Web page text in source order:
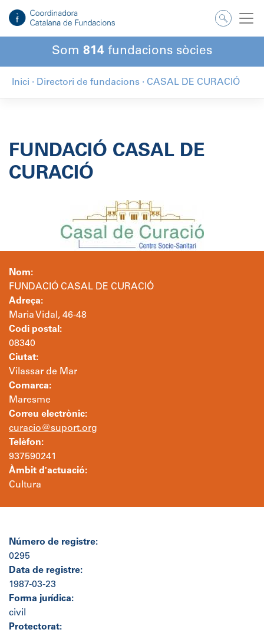
contingut
Som 814 fundacions sòcies
Inici · Directori de fundacions · CASAL DE CURACIÓ
FUNDACIÓ CASAL DE
CURACIÓ
Nom:
FUNDACIÓ CASAL DE CURACIÓ
Adreça:
Maria Vidal, 46-48
Codi postal:
08340
Ciutat:
Vilassar de Mar
Comarca:
Maresme
Correu electrònic:
curacio@suport.org
Telèfon:
937590241
Àmbit d'actuació:
Cultura
Número de registre:
0295
Data de registre:
1987-03-23
Forma jurídica:
civil
Protectorat: